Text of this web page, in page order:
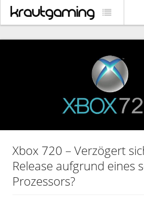
Xbox 720 – Verzögert
Release aufgrund eines
Prozessors?